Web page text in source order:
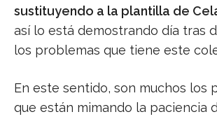
sustituyendo a la plantilla de
así lo está demostrando día tras
los problemas que tiene este
En este sentido, son muchos los
que están mimando la paciencia